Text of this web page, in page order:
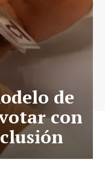
de
con